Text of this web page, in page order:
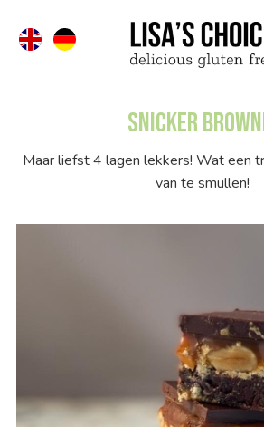
Snicker
Maar liefst 4 lagen lekkers! Wat een
van te smullen!